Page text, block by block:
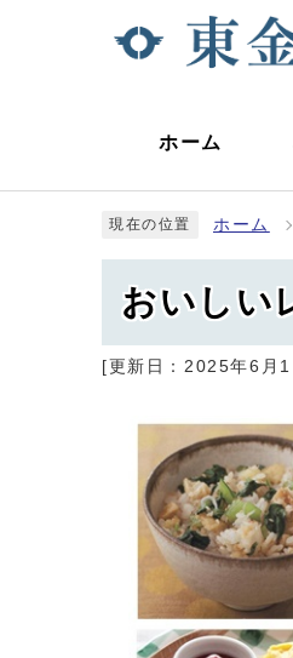
ホーム
現在の位置 ホーム
おいしい
[更新日： 2025年6月